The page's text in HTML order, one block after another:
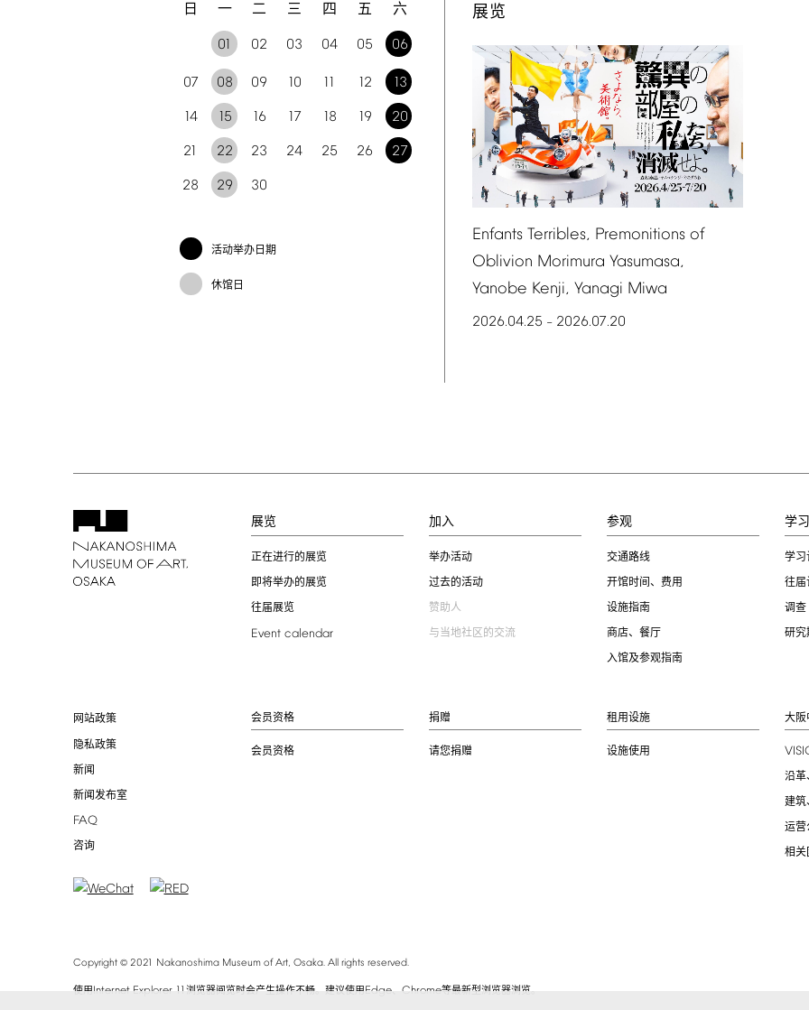
日 一 二 三 四 五 六
01 02 03 04 05 06
07 08 09 10 11 12 13
14 15 16 17 18 19 20
21 22 23 24 25 26 27
28 29 30
活动举办日期
休馆日
展览
Enfants Terribles, Premonitions of
Oblivion Morimura Yasumasa,
Yanobe Kenji, Yanagi Miwa
2026.04.25 – 2026.07.20
展览
正在进行的展览
即将举办的展览
往届展览
Event calendar
加入
举办活动
过去的活动
赞助人
与当地社区的交流
参观
交通路线
开馆时间、费用
设施指南
商店、餐厅
入馆及参观指南
学习
学习
往届
调查
研究
网站政策
隐私政策
新闻
新闻发布室
FAQ
咨询
会员资格
会员资格
捐赠
请您捐赠
租用设施
设施使用
大阪
沿革
建筑
运营
相关
Copyright© 2021 Nakanoshima Museum of Art, Osaka. All rights reserved.
使用Internet Explorer 11 浏览器阅览时会产生操作不畅。建议使用Edge、 Chrome等最新型浏览器浏览。